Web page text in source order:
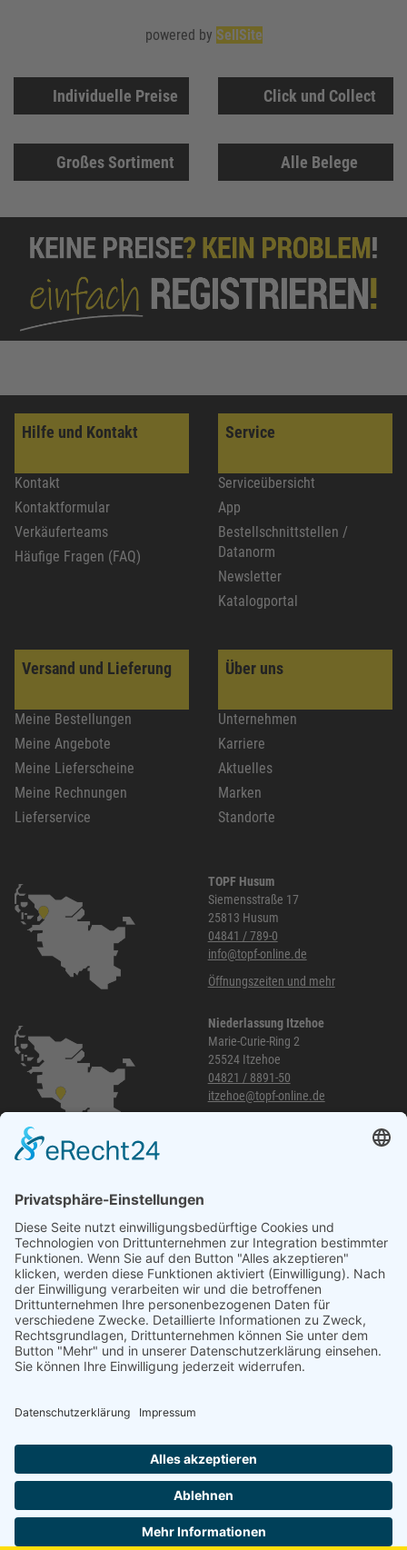
Individuelle Preise Click und Collect
Großes Sortiment Alle Belege
Hilfe und Kontakt
Kontakt
Kontaktformular
Verkäuferteams
Häufige Fragen (FAQ)
Service
Serviceübersicht
App
Bestellschnittstellen /
Datanorm
Newsletter
Katalogportal
Versand und Lieferung
Meine Bestellungen
Meine Angebote
Meine Lieferscheine
Meine Rechnungen
Lieferservice
Über uns
Unternehmen
Karriere
Aktuelles
Marken
Standorte
TOPF Husum
Siemensstraße 17
25813 Husum
04841 / 789-0
info@topf-online.de
Öffnungszeiten und mehr
Niederlassung Itzehoe
Marie-Curie-Ring 2
25524 Itzehoe
04821 / 8891-50
itzehoe@topf-online.de
040 / 21 04 04 04-04
glinde@topf-online.de
Öffnungszeiten und mehr
Desktop-Version
powered by SellSite